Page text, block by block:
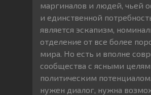
маргиналов и людей, чьей
и единственной
является эскапизм,
отделение от все более
мира. Но есть и вполне
сообщества с ясными
политическим
нужен диалог, нужна